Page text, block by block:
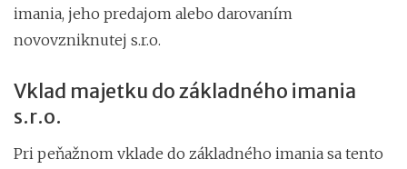
imania, jeho predajom alebo darovaním
novovzniknutej s.r.o.
Vklad majetku do základného imania
s.r.o.
Pri peňažnom vklade do základného imania sa tento